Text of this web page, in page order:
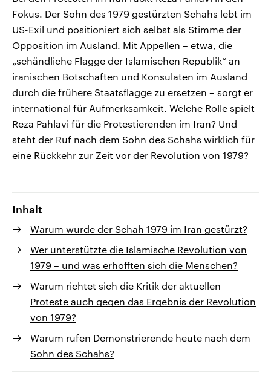
Fokus. Der Sohn des 1979 gestürzten Schahs lebt im
US-Exil und positioniert sich selbst als Stimme der
Opposition im Ausland. Mit Appellen – etwa, die
„schändliche Flagge der Islamischen Republik“ an
iranischen Botschaften und Konsulaten im Ausland
durch die frühere Staatsflagge zu ersetzen – sorgt er
international für Aufmerksamkeit. Welche Rolle spielt
Reza Pahlavi für die Protestierenden im Iran? Und
steht der Ruf nach dem Sohn des Schahs wirklich für
eine Rückkehr zur Zeit vor der Revolution von 1979?
Inhalt
Warum wurde der Schah 1979 im Iran gestürzt?
Wer unterstützte die Islamische Revolution von
1979 – und was erhofften sich die Menschen?
Warum richtet sich die Kritik der aktuellen
Proteste auch gegen das Ergebnis der Revolution
von 1979?
Warum rufen Demonstrierende heute nach dem
Sohn des Schahs?